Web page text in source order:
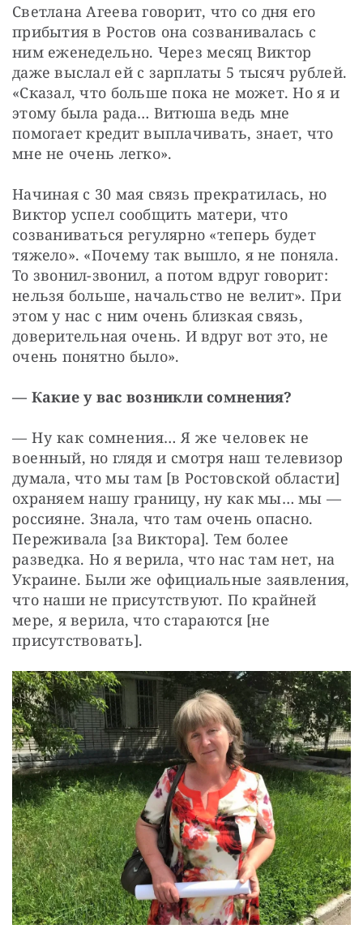
Светлана Агеева говорит, что со дня его
прибытия в Ростов она созванивалась с
ним еженедельно. Через месяц Виктор
даже выслал ей с зарплаты 5 тысяч рублей.
«Сказал, что больше пока не может. Но я и
этому была рада… Витюша ведь мне
помогает кредит выплачивать, знает, что
мне не очень легко».
Начиная с 30 мая связь прекратилась, но
Виктор успел сообщить матери, что
созваниваться регулярно «теперь будет
тяжело». «Почему так вышло, я не поняла.
То звонил-звонил, а потом вдруг говорит:
нельзя больше, начальство не велит». При
этом у нас с ним очень близкая связь,
доверительная очень. И вдруг вот это, не
очень понятно было».
— Какие у вас возникли сомнения?
— Ну как сомнения… Я же человек не
военный, но глядя и смотря наш телевизор
думала, что мы там [в Ростовской области]
охраняем нашу границу, ну как мы… мы —
россияне. Знала, что там очень опасно.
Переживала [за Виктора]. Тем более
разведка. Но я верила, что нас там нет, на
Украине. Были же официальные заявления,
что наши не присутствуют. По крайней
мере, я верила, что стараются [не
присутствовать].